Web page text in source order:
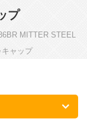
プ
MITTER STEEL
ャップ